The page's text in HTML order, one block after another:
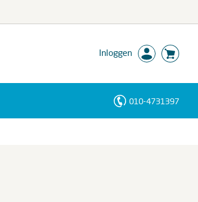
Inloggen
010-4731397